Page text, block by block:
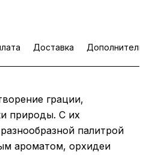
Доставка
грации,
природы. С их
палитрой
ароматом, орхидеи